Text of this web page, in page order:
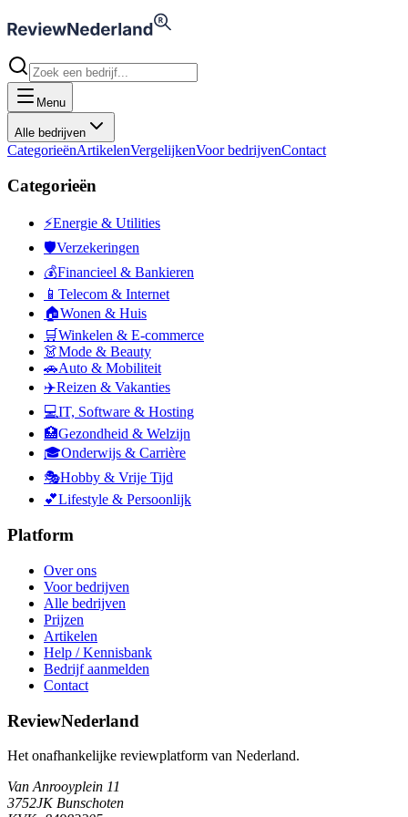
Menu
Alle bedrijven
CategorieënArtikelenVergelijkenVoor bedrijvenContact
Categorieën
⚡Energie & Utilities
🛡️Verzekeringen
💰Financieel & Bankieren
📱 Telecom & Internet
🏠Wonen & Huis
🛒Winkelen & E-commerce
👗Mode & Beauty
🚗Auto & Mobiliteit
✈️Reizen & Vakanties
💻IT, Software & Hosting
🏥Gezondheid & Welzijn
🎓Onderwijs & Carrière
🎭Hobby & Vrije Tijd
💕Lifestyle & Persoonlijk
Platform
Over ons
Voor bedrijven
Alle bedrijven
Prijzen
Artikelen
Help / Kennisbank
Bedrijf aanmelden
Contact
ReviewNederland
Het onafhankelijke reviewplatform van Nederland.
Van Anrooyplein 11
3752JK Bunschoten